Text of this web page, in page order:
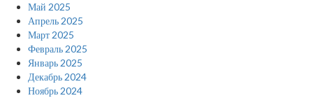
Май 2025
Апрель 2025
Март 2025
Февраль 2025
Январь 2025
Декабрь 2024
Ноябрь 2024